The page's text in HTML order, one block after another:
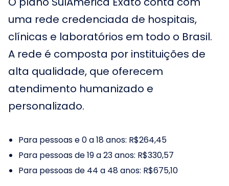
uma rede credenciada de hospitais,
clínicas e laboratórios em todo o Brasil.
A rede é composta por instituições de
alta qualidade, que oferecem
atendimento humanizado e
personalizado.
Para pessoas e 0 a 18 anos: R$264,45
Para pessoas de 19 a 23 anos: R$330,57
Para pessoas de 44 a 48 anos: R$675,10